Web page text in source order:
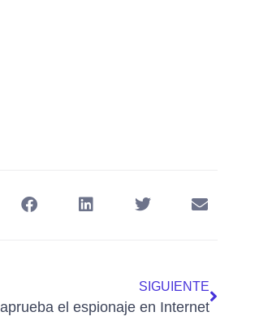
SIGUIENTE
el espionaje en Internet